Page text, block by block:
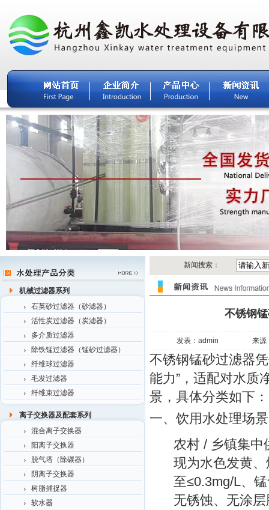
机械过滤器系列
石英砂过滤器（砂滤器）
活性炭过滤器（炭滤器）
多介质过滤器
除铁锰过滤器（锰砂过滤器）
纤维球过滤器
毛发过滤器
纤维束过滤器
离子交换器及配套系列
混合离子交换器
阳离子交换器
脱气塔（除碳器）
阴离子交换器
树脂捕捉器
软水器
新闻搜索：
不锈钢
发表：admin 来源
不锈钢锰砂过滤器
能力”，适配对水质
景，具体分类如下：
一、饮用水处理场景
农村 / 乡镇集中
现为水色发黄
至≤0.3mg/L、
无锈蚀、无涂